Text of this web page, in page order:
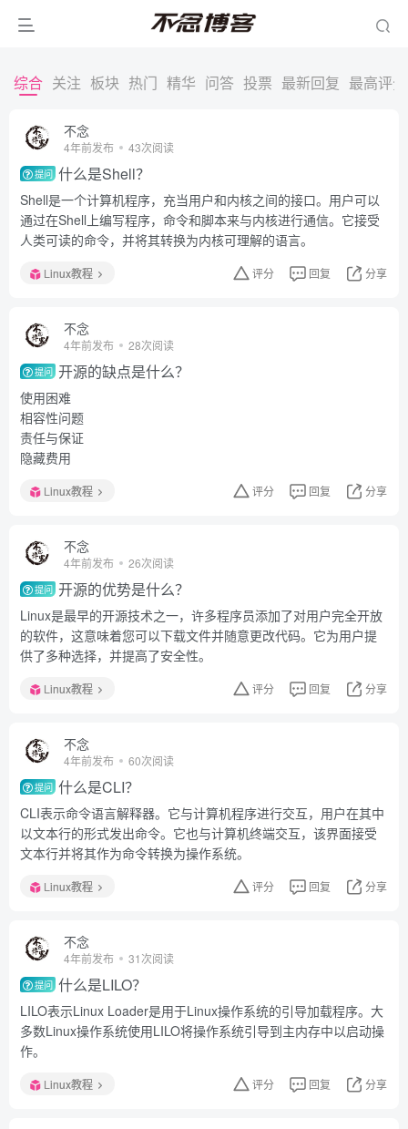
综合 关注 板块 热门 精华 问答 投票 最新回复 最高评分
不念
4年前发布 43次阅读
提问 什么是Shell？
Shell是一个计算机程序，充当用户和内核之间的接口。用户可以
通过在Shell上编写程序，命令和脚本来与内核进行通信。它接受
人类可读的命令，并将其转换为内核可理解的语言。
Linux教程 评分 回复 分享
不念
4年前发布 28次阅读
提问 开源的缺点是什么？
使用困难
相容性问题
责任与保证
隐藏费用
Linux教程 评分 回复 分享
不念
4年前发布 26次阅读
提问 开源的优势是什么？
Linux是最早的开源技术之一，许多程序员添加了对用户完全开放
的软件，这意味着您可以下载文件并随意更改代码。它为用户提
供了多种选择，并提高了安全性。
Linux教程 评分 回复 分享
不念
4年前发布 60次阅读
提问 什么是CLI？
CLI表示命令语言解释器。它与计算机程序进行交互，用户在其中
以文本行的形式发出命令。它也与计算机终端交互，该界面接受
文本行并将其作为命令转换为操作系统。
Linux教程 评分 回复 分享
不念
4年前发布 31次阅读
提问 什么是LILO？
LILO表示Linux Loader是用于Linux操作系统的引导加载程序。大
多数Linux操作系统使用LILO将操作系统引导到主内存中以启动操
作。
Linux教程 评分 回复 分享